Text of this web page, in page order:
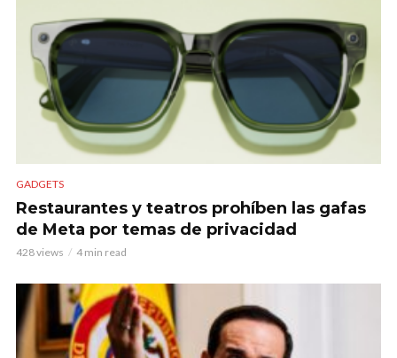
GADGETS
Restaurantes y teatros prohíben las gafas
de Meta por temas de privacidad
428 views 4 min read